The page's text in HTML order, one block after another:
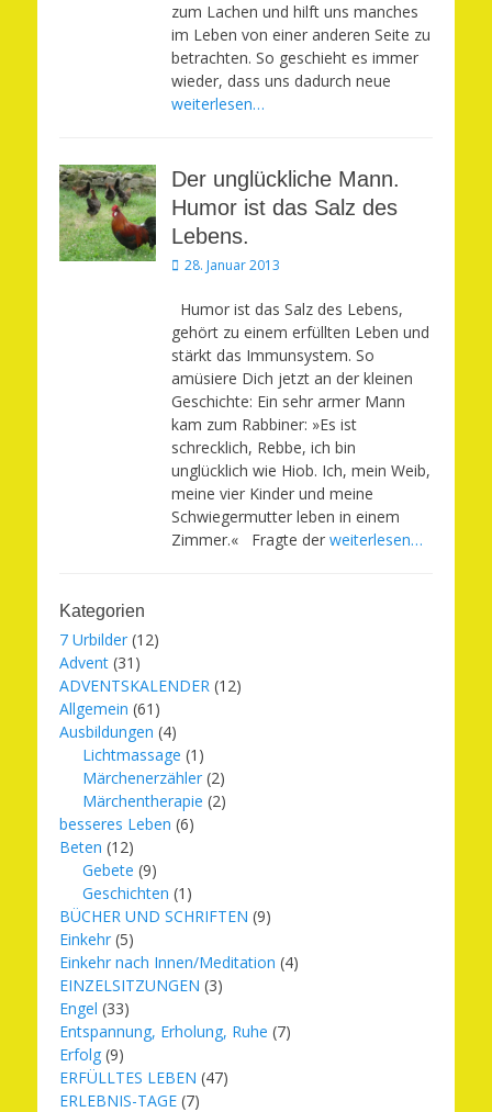
zum Lachen und hilft uns manches
im Leben von einer anderen Seite zu
betrachten. So geschieht es immer
wieder, dass uns dadurch neue
weiterlesen…
Der unglückliche Mann.
Humor ist das Salz des
Lebens.
Veröffentlicht
28. Januar 2013
Humor ist das Salz des Lebens,
gehört zu einem erfüllten Leben und
stärkt das Immunsystem. So
amüsiere Dich jetzt an der kleinen
Geschichte: Ein sehr armer Mann
kam zum Rabbiner: »Es ist
schrecklich, Rebbe, ich bin
unglücklich wie Hiob. Ich, mein Weib,
meine vier Kinder und meine
Schwiegermutter leben in einem
Zimmer.« Fragte der weiterlesen…
Kategorien
7 Urbilder (12)
Advent (31)
ADVENTSKALENDER (12)
Allgemein (61)
Ausbildungen (4)
Lichtmassage (1)
Märchenerzähler (2)
Märchentherapie (2)
besseres Leben (6)
Beten (12)
Gebete (9)
Geschichten (1)
BÜCHER UND SCHRIFTEN (9)
Einkehr (5)
Einkehr nach Innen/Meditation (4)
EINZELSITZUNGEN (3)
Engel (33)
Entspannung, Erholung, Ruhe (7)
Erfolg (9)
ERFÜLLTES LEBEN (47)
ERLEBNIS-TAGE (7)